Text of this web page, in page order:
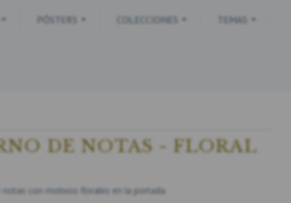
PÓSTERS COLECCIONES TEMAS
DE NOTAS - FLORAL
con motivos florales en la portada.